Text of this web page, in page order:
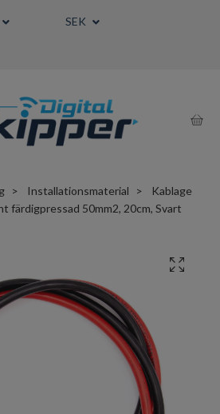
SEK
Installationsmaterial
Kablage
färdigpressad 50mm2, 20cm, Svart